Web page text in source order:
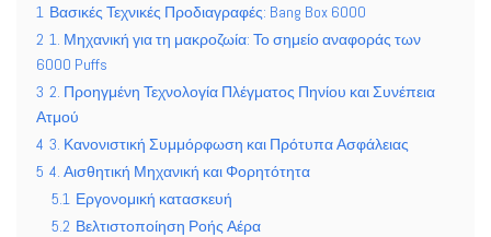
1 Βασικές Τεχνικές Προδιαγραφές: Bang Box 6000
2 1. Μηχανική για τη μακροζωία: Το σημείο αναφοράς των
6000 Puffs
3 2. Προηγμένη Τεχνολογία Πλέγματος Πηνίου και Συνέπεια
Ατμού
4 3. Κανονιστική Συμμόρφωση και Πρότυπα Ασφάλειας
5 4. Αισθητική Μηχανική και Φορητότητα
5.1 Εργονομική κατασκευή
5.2 Βελτιστοποίηση Ροής Αέρα